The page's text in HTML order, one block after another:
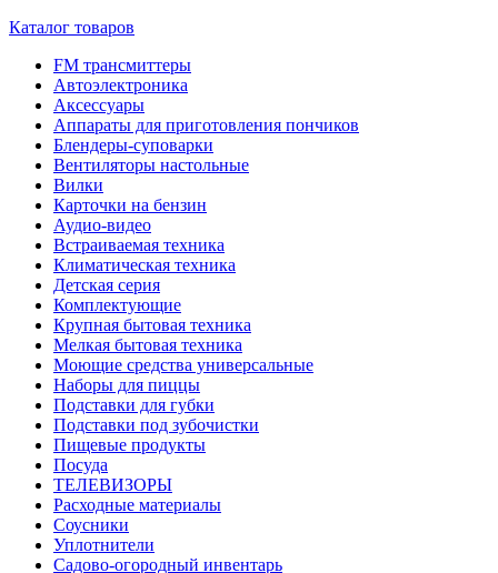
Каталог товаров
FM трансмиттеры
Автоэлектроника
Аксессуары
Аппараты для приготовления пончиков
Блендеры-суповарки
Вентиляторы настольные
Вилки
Карточки на бензин
Аудио-видео
Встраиваемая техника
Климатическая техника
Детская серия
Комплектующие
Крупная бытовая техника
Мелкая бытовая техника
Моющие средства универсальные
Наборы для пиццы
Подставки для губки
Подставки под зубочистки
Пищевые продукты
Посуда
ТЕЛЕВИЗОРЫ
Расходные материалы
Соусники
Уплотнители
Садово-огородный инвентарь